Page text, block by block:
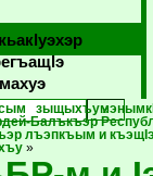
Балъкъэр
лъэпкъым и
»